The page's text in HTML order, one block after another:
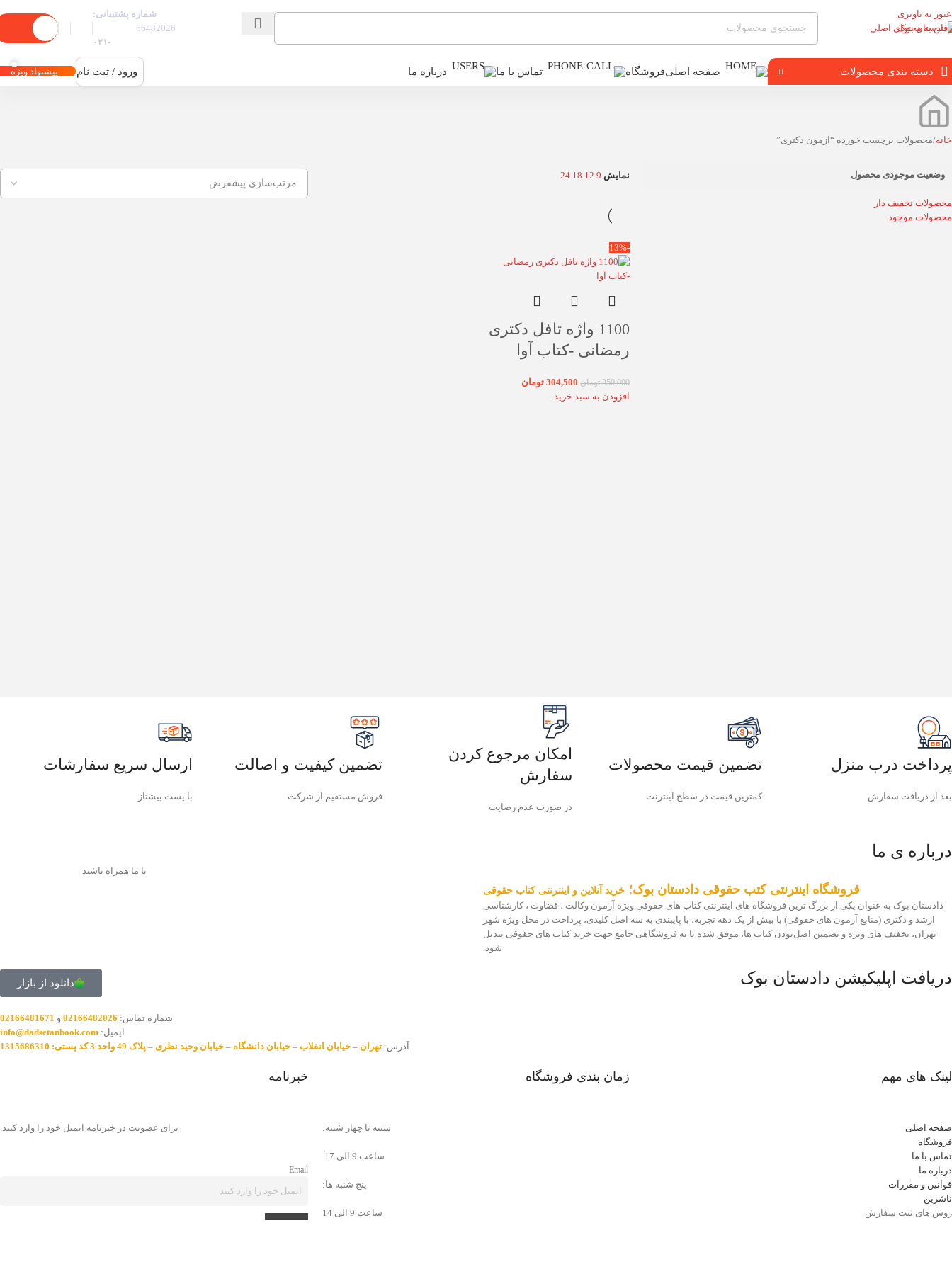
عبور به ناوبری
رفتن به محتوای اصلی
شماره پشتیبانی:
66482026
-۰۲۱
دسته بندی محصولات صفحه اصلیفروشگاه تماس با ما درباره ما ورود / ثبت نام پیشنهاد ویژه
خانه محصولات برچسب خورده “آزمون دکتری”
وضعیت موجودی محصول
محصولات تخفیف دار
محصولات موجود
نمایش 9
12
18
24
-13%
1100 واژه تافل دکتری
رمضانی -کتاب آوا
350,000 تومان 304,500 تومان
افزودن به سبد خرید
پرداخت درب منزل
بعد از دریافت سفارش
تضمین قیمت محصولات
کمترین قیمت در سطح اینترنت
امکان مرجوع کردن
سفارش
در صورت عدم رضایت
تضمین کیفیت و اصالت
فروش مستقیم از شرکت
ارسال سریع سفارشات
با پست پیشتاز
درباره ی ما
فروشگاه اینترنتی کتب حقوقی دادستان بوک؛ خرید آنلاین و اینترنتی کتاب حقوقی
دادستان بوک به عنوان یکی از بزرگ ترین فروشگاه های اینترنتی کتاب های حقوقی ویژه آزمون وکالت ، قضاوت ، کارشناسی
ارشد و دکتری (منابع آزمون های حقوقی) با بیش از یک دهه تجربه، با پایبندی به سه اصل کلیدی، پرداخت در محل ویژه شهر
تهران، تخفیف های ویژه و تضمین اصل‌بودن کتاب ها، موفق شده تا به فروشگاهی جامع جهت خرید کتاب های حقوقی تبدیل
شود.
با ما همراه باشید
دریافت اپلیکیشن دادستان بوک دانلود از بازار
شماره تماس: 02166482026 و 02166481671
ایمیل: info@dadsetanbook.com
آدرس: تهران – خیابان انقلاب – خیابان دانشگاه – خیابان وحید نظری – پلاک 49 واحد 3 کد پستی: 1315686310
لینک های مهم
صفحه اصلی
فروشگاه
تماس با ما
درباره ما
قوانین و مقررات
ناشرین
روش های ثبت سفارش
زمان بندی فروشگاه
شنبه تا چهار شنبه:
ساعت 9 الی 17
پنج شنبه ها:
ساعت 9 الی 14
خبرنامه
برای عضویت در خبرنامه ایمیل خود را وارد کنید.
Email